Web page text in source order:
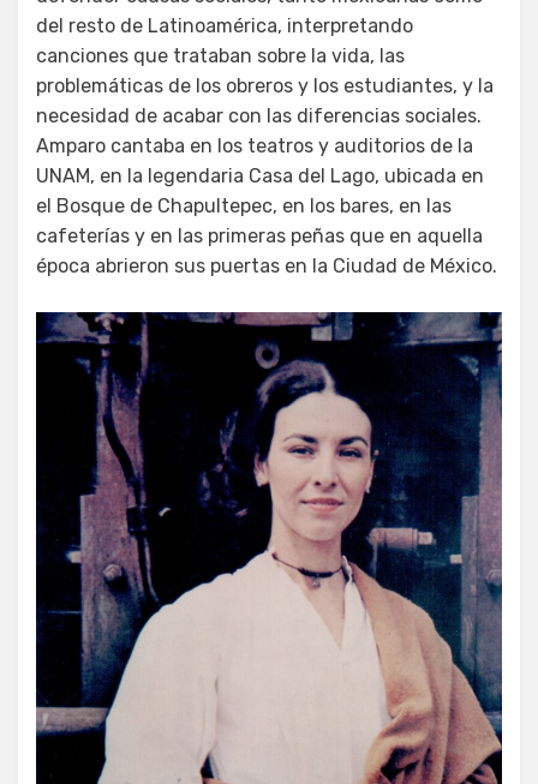
del resto de Latinoamérica, interpretando
canciones que trataban sobre la vida, las
problemáticas de los obreros y los estudiantes, y la
necesidad de acabar con las diferencias sociales.
Amparo cantaba en los teatros y auditorios de la
UNAM, en la legendaria Casa del Lago, ubicada en
el Bosque de Chapultepec, en los bares, en las
cafeterías y en las primeras peñas que en aquella
época abrieron sus puertas en la Ciudad de México.